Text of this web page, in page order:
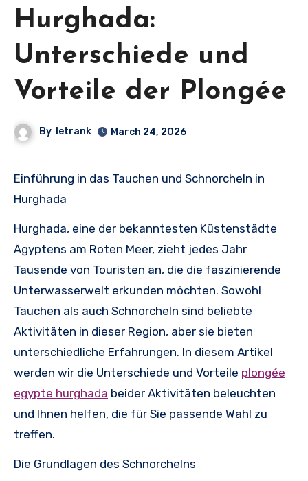
Hurghada:
Unterschiede und
Vorteile der Plongée
By letrank March 24, 2026
Einführung in das Tauchen und Schnorcheln in
Hurghada
Hurghada, eine der bekanntesten Küstenstädte
Ägyptens am Roten Meer, zieht jedes Jahr
Tausende von Touristen an, die die faszinierende
Unterwasserwelt erkunden möchten. Sowohl
Tauchen als auch Schnorcheln sind beliebte
Aktivitäten in dieser Region, aber sie bieten
unterschiedliche Erfahrungen. In diesem Artikel
werden wir die Unterschiede und Vorteile plongée
egypte hurghada beider Aktivitäten beleuchten
und Ihnen helfen, die für Sie passende Wahl zu
treffen.
Die Grundlagen des Schnorchelns